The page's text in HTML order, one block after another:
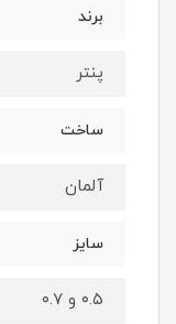
برند
پنتر
ساخت
آلمان
سایز
۰.۵ و ۰.۷